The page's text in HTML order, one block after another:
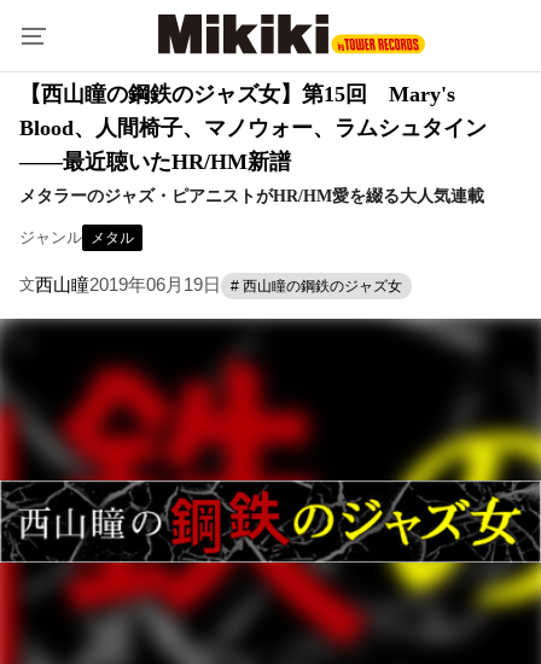
【西山瞳の鋼鉄のジャズ女】第15回 Mary's
Blood、人間椅子、マノウォー、ラムシュタイン
――最近聴いたHR/HM新譜
メタラーのジャズ・ピアニストがHR/HM愛を綴る大人気連載
ジャンル メタル
文西山瞳2019年06月19日 # 西山瞳の鋼鉄のジャズ女